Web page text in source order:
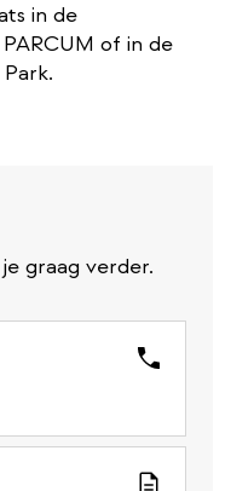
in de
of in de
graag verder.